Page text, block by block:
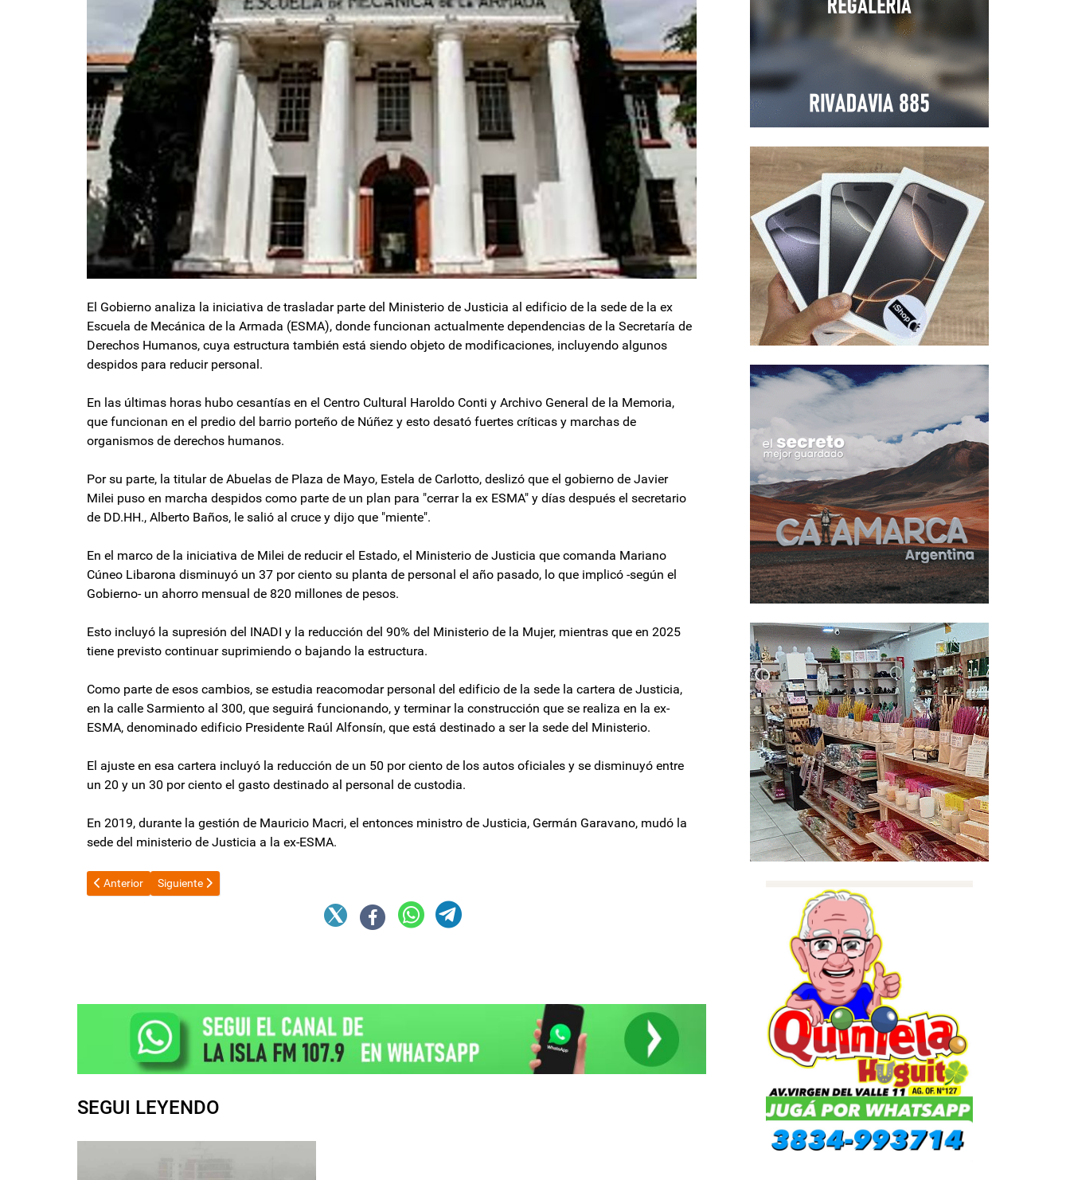
El Gobierno analiza la iniciativa de trasladar parte del Ministerio de Justicia al edificio de la sede de la ex
Escuela de Mecánica de la Armada (ESMA), donde funcionan actualmente dependencias de la Secretaría de
Derechos Humanos, cuya estructura también está siendo objeto de modificaciones, incluyendo algunos
despidos para reducir personal.
En las últimas horas hubo cesantías en el Centro Cultural Haroldo Conti y Archivo General de la Memoria,
que funcionan en el predio del barrio porteño de Núñez y esto desató fuertes críticas y marchas de
organismos de derechos humanos.
Por su parte, la titular de Abuelas de Plaza de Mayo, Estela de Carlotto, deslizó que el gobierno de Javier
Milei puso en marcha despidos como parte de un plan para "cerrar la ex ESMA" y días después el secretario
de DD.HH., Alberto Baños, le salió al cruce y dijo que "miente".
En el marco de la iniciativa de Milei de reducir el Estado, el Ministerio de Justicia que comanda Mariano
Cúneo Libarona disminuyó un 37 por ciento su planta de personal el año pasado, lo que implicó -según el
Gobierno- un ahorro mensual de 820 millones de pesos.
Esto incluyó la supresión del INADI y la reducción del 90% del Ministerio de la Mujer, mientras que en 2025
tiene previsto continuar suprimiendo o bajando la estructura.
Como parte de esos cambios, se estudia reacomodar personal del edificio de la sede la cartera de Justicia,
en la calle Sarmiento al 300, que seguirá funcionando, y terminar la construcción que se realiza en la ex-
ESMA, denominado edificio Presidente Raúl Alfonsín, que está destinado a ser la sede del Ministerio.
El ajuste en esa cartera incluyó la reducción de un 50 por ciento de los autos oficiales y se disminuyó entre
un 20 y un 30 por ciento el gasto destinado al personal de custodia.
En 2019, durante la gestión de Mauricio Macri, el entonces ministro de Justicia, Germán Garavano, mudó la
sede del ministerio de Justicia a la ex-ESMA.
Artículo anterior: El Riesgo País cayó a 578 puntos, el valor más bajo desde agosto de 2018
Anterior Artículo siguiente: El Gobierno disolvió tres fondos fiduciarios por irregularidades
Siguiente
SEGUI LEYENDO